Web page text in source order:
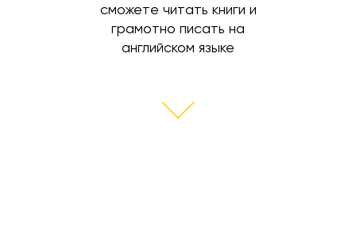
сможете читать книги и
грамотно писать на
английском языке